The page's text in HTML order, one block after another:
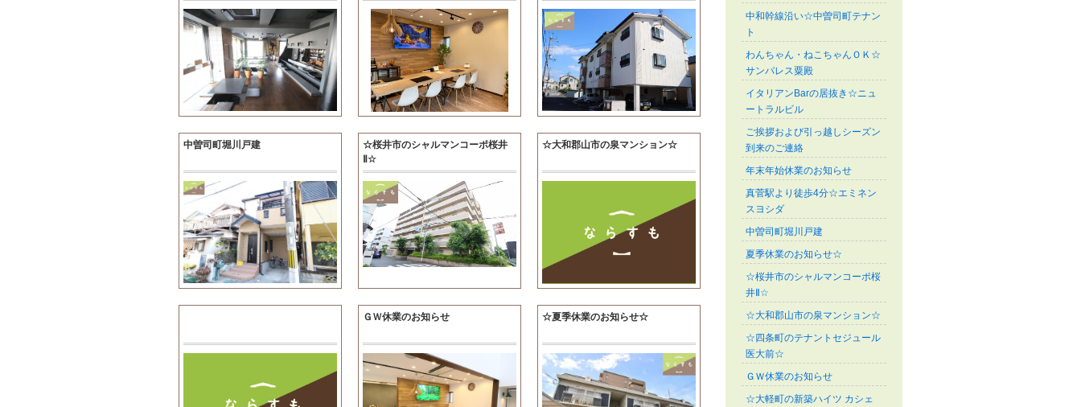
中曽司町堀川戸建
☆桜井市のシャルマンコーポ桜井
Ⅱ☆
☆大和郡山市の泉マンション☆
ＧＷ休業のお知らせ ☆夏季休業のお知らせ☆
中和幹線沿い☆中曽司町テナン
ト
わんちゃん・ねこちゃんＯＫ☆
サンパレス粟殿
イタリアンBarの居抜き☆ニュ
ートラルビル
ご挨拶および引っ越しシーズン
到来のご連絡
年末年始休業のお知らせ
真菅駅より徒歩4分☆エミネン
スヨシダ
中曽司町堀川戸建
夏季休業のお知らせ☆
☆桜井市のシャルマンコーポ桜
井Ⅱ☆
☆大和郡山市の泉マンション☆
☆四条町のテナントセジュール
医大前☆
ＧＷ休業のお知らせ
☆大軽町の新築ハイツ カシェ